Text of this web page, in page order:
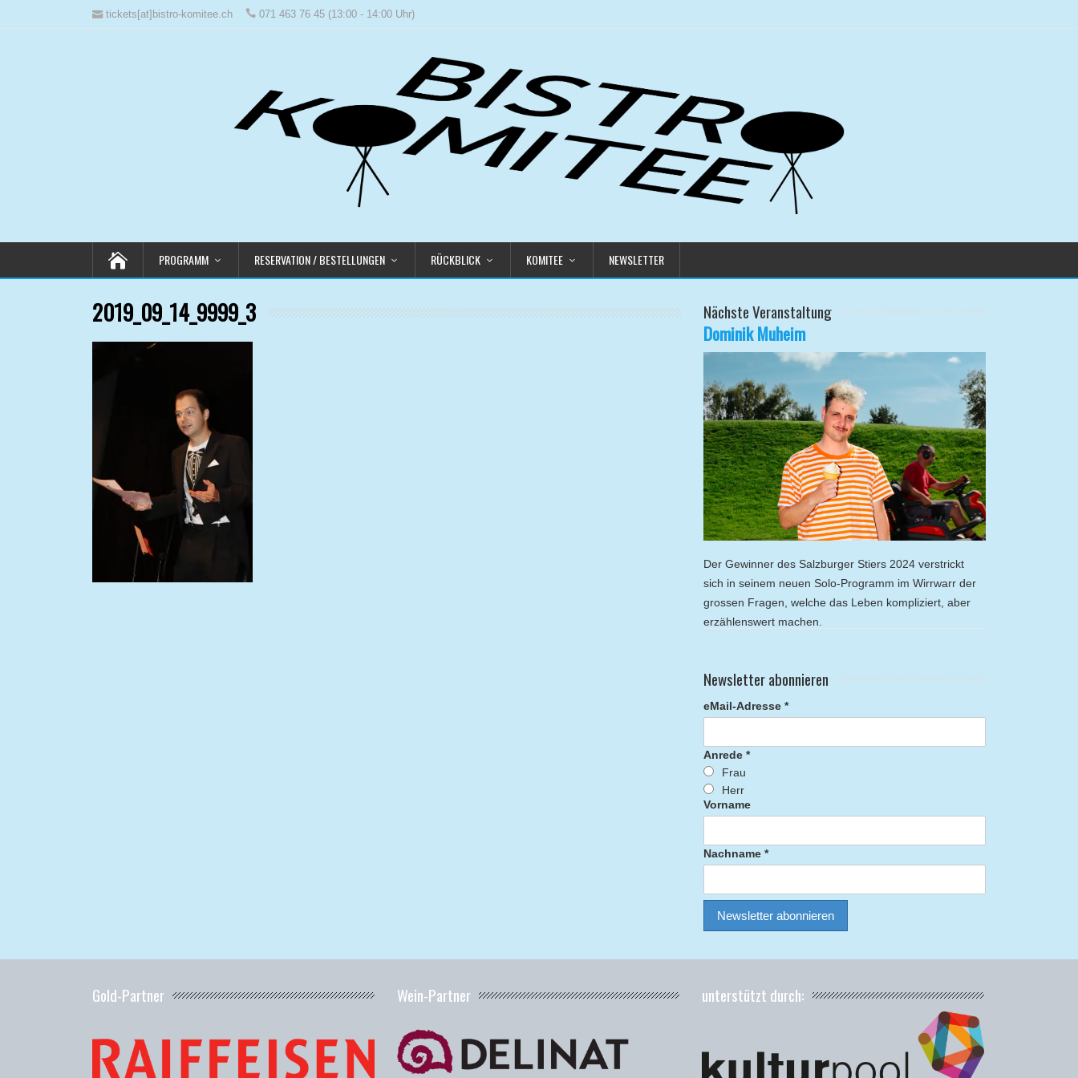
tickets[at]bistro-komitee.ch 071 463 76 45 (13:00 - 14:00 Uhr)
PROGRAMM RESERVATION / BESTELLUNGEN RÜCKBLICK KOMITEE NEWSLETTER
2019_09_14_9999_3 Nächste Veranstaltung
Dominik Muheim
Der Gewinner des Salzburger Stiers 2024 verstrickt
sich in seinem neuen Solo-Programm im Wirrwarr der
grossen Fragen, welche das Leben kompliziert, aber
erzählenswert machen.
Newsletter abonnieren
eMail-Adresse *
Anrede *
Frau
Herr
Vorname
Nachname *
Gold-Partner Wein-Partner unterstützt durch: